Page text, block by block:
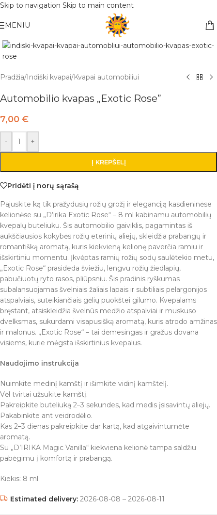
Skip to navigation Skip to main content
Nemokamas pristatymas į paštomatą apsiperkant už 30€!!
MENIU
Pradžia/Indiški kvapai/Kvapai automobiliui
Automobilio kvapas „Exotic Rose”
7,00 €
- +
Į KREPŠELĮ
Pridėti į norų sąrašą
Pajuskite ką tik pražydusių rožių grožį ir eleganciją kasdieninėse
kelionėse su „D’irika Exotic Rose“ – 8 ml kabinamu automobilių
kvepalų buteliuku. Šis automobilio gaiviklis, pagamintas iš
aukščiausios kokybės rožių eterinių aliejų, skleidžia prabangų ir
romantišką aromatą, kuris kiekvieną kelionę paverčia ramiu ir
išskirtiniu momentu. Įkvėptas ramių rožių sodų saulėtekio metu,
„Exotic Rose“ prasideda šviežiu, lengvu rožių žiedlapių,
pabučiuotų ryto rasos, pliūpsniu. Šis pradinis ryškumas
subalansuojamas švelniais žaliais lapais ir subtiliais pelargonijos
atspalviais, suteikiančiais gėlių puokštei gilumo. Kvepalams
bręstant, atsiskleidžia švelnūs medžio atspalviai ir muskuso
dvelksmas, sukurdami visapusišką aromatą, kuris atrodo amžinas
ir malonus. „Exotic Rose“ – tai dėmesingas ir gražus dovana
visiems, kurie mėgsta išskirtinius kvepalus.
Naudojimo instrukcija
Nuimkite medinį kamštį ir išimkite vidinį kamštelį.
Vėl tvirtai užsukite kamštį.
Pakreipkite buteliuką 2–3 sekundes, kad medis įsisavintų aliejų.
Pakabinkite ant veidrodėlio.
Kas 2–3 dienas pakreipkite dar kartą, kad atgaivintumėte
aromatą.
Su „D’IRIKA Magic Vanilla“ kiekviena kelionė tampa saldžiu
pabėgimu į komfortą ir prabangą.
Kiekis: 8 ml.
Estimated delivery: 2026-08-08 – 2026-08-11